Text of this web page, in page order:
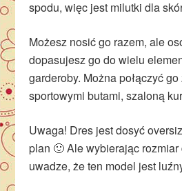
spodu, więc jest milutki dla
Możesz nosić go razem, ale
dopasujesz go do wielu
garderoby. Można połączyć
sportowymi butami, szaloną
Uwaga! Dres jest dosyć
plan 🙂 Ale wybierając
uwadze, że ten model jest